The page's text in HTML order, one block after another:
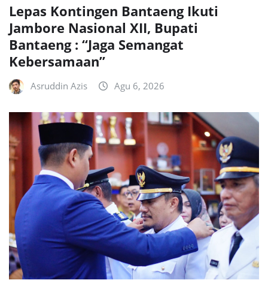
Lepas Kontingen Bantaeng Ikuti
Jambore Nasional XII, Bupati
Bantaeng : “Jaga Semangat
Kebersamaan”
Asruddin Azis Agu 6, 2026